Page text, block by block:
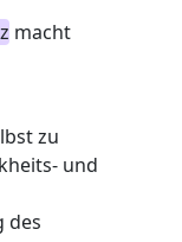
macht
zu
und
des